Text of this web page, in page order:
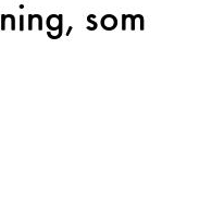
som